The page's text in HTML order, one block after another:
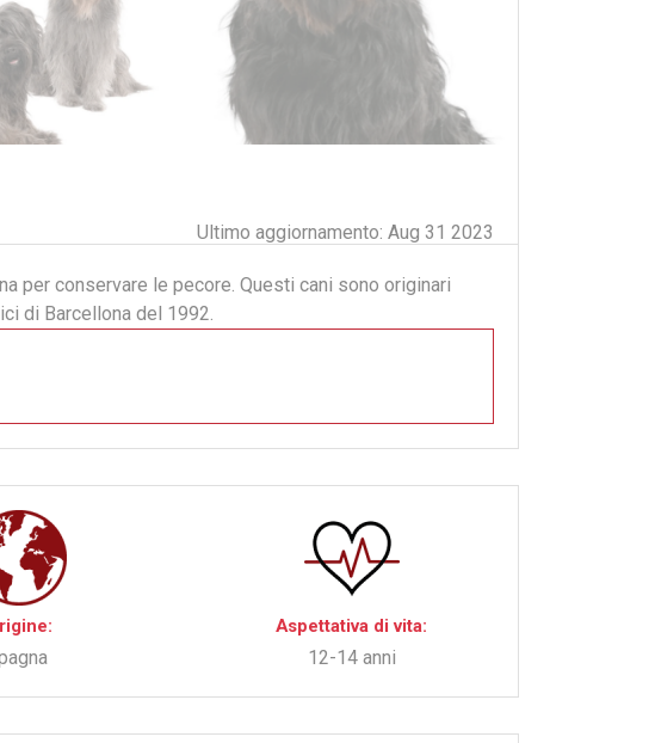
Ultimo aggiornamento: Aug 31 2023
per conservare le pecore. Questi cani sono originari
di Barcellona del 1992.
Aspettativa di vita:
12-14 anni